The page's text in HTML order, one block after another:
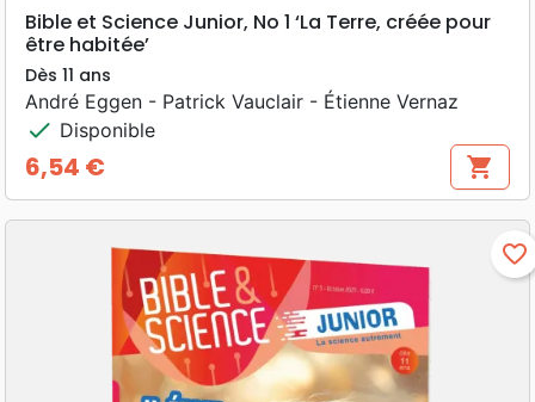
Bible et Science Junior, No 1 ‘La Terre, créée pour
être habitée’
Dès 11 ans
André Eggen - Patrick Vauclair - Étienne Vernaz
check Disponible
Prix
6,54 € shopping_cart
favorite_border